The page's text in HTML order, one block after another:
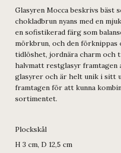
Glasyren Mocca beskrivs bäst
chokladbrun nyans med en
en sofistikerad färg som
mörkbrun, och den förknippas
tidlöshet, jordnära charm och
halvmatt restglasyr framtagen
glasyrer och är helt unik i sitt
framtagen för att kunna
sortimentet.
Plockskål
H 3 cm, D 12,5 cm